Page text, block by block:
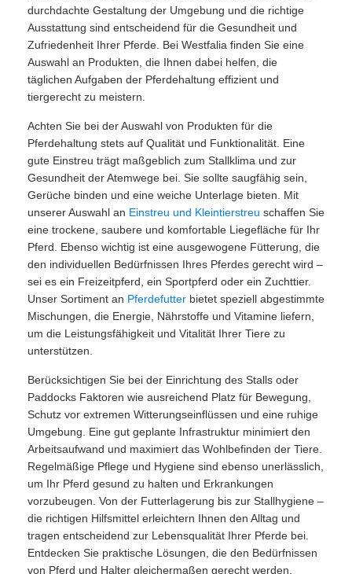
durchdachte Gestaltung der Umgebung und die richtige
Ausstattung sind entscheidend für die Gesundheit und
Zufriedenheit Ihrer Pferde. Bei Westfalia finden Sie eine
Auswahl an Produkten, die Ihnen dabei helfen, die
täglichen Aufgaben der Pferdehaltung effizient und
tiergerecht zu meistern.
Achten Sie bei der Auswahl von Produkten für die
Pferdehaltung stets auf Qualität und Funktionalität. Eine
gute Einstreu trägt maßgeblich zum Stallklima und zur
Gesundheit der Atemwege bei. Sie sollte saugfähig sein,
Gerüche binden und eine weiche Unterlage bieten. Mit
unserer Auswahl an Einstreu und Kleintierstreu schaffen Sie
eine trockene, saubere und komfortable Liegefläche für Ihr
Pferd. Ebenso wichtig ist eine ausgewogene Fütterung, die
den individuellen Bedürfnissen Ihres Pferdes gerecht wird –
sei es ein Freizeitpferd, ein Sportpferd oder ein Zuchttier.
Unser Sortiment an Pferdefutter bietet speziell abgestimmte
Mischungen, die Energie, Nährstoffe und Vitamine liefern,
um die Leistungsfähigkeit und Vitalität Ihrer Tiere zu
unterstützen.
Berücksichtigen Sie bei der Einrichtung des Stalls oder
Paddocks Faktoren wie ausreichend Platz für Bewegung,
Schutz vor extremen Witterungseinflüssen und eine ruhige
Umgebung. Eine gut geplante Infrastruktur minimiert den
Arbeitsaufwand und maximiert das Wohlbefinden der Tiere.
Regelmäßige Pflege und Hygiene sind ebenso unerlässlich,
um Ihr Pferd gesund zu halten und Erkrankungen
vorzubeugen. Von der Futterlagerung bis zur Stallhygiene –
die richtigen Hilfsmittel erleichtern Ihnen den Alltag und
tragen entscheidend zur Lebensqualität Ihrer Pferde bei.
Entdecken Sie praktische Lösungen, die den Bedürfnissen
von Pferd und Halter gleichermaßen gerecht werden.